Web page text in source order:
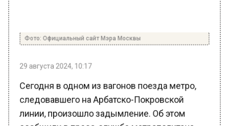
следовавшего на Арбатско-Покровской
линии, произошло задымление. Об этом
сообщили в пресс-службе метрополитена